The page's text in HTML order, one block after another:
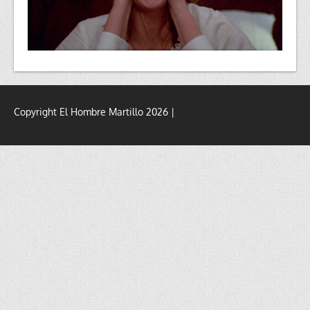
Copyright El Hombre Martillo 2026 |